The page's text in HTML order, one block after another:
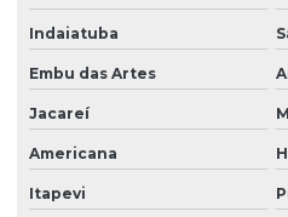
Empresa de serviços terceirizados
Empresa de terceirização de
Empresa de terceirização de mão
Empresa terceirização
Empresa de terceirização de
Indaiatuba
Embu das Artes
Jacareí
Americana
Itapevi